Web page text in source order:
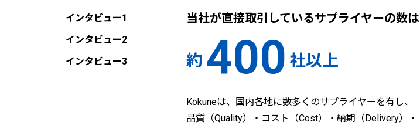
インタビュー1
インタビュー2
インタビュー3
当社が直接取引しているサプライヤーの数は
約 400 社以上
Kokuneは、国内各地に数多くのサプライヤーを有し、
品質（Quality）・コスト（Cost）・納期（Delivery）・